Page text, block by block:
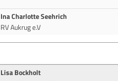
Ina Charlotte Seehrich
RV Aukrug e.V
Lisa Bockholt